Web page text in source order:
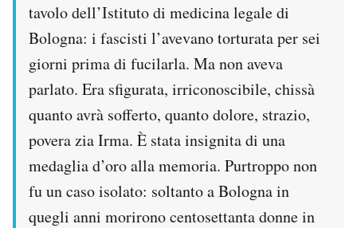
tavolo dell’Istituto di medicina legale di
Bologna: i fascisti l’avevano torturata per sei
giorni prima di fucilarla. Ma non aveva
parlato. Era sfigurata, irriconoscibile, chissà
quanto avrà sofferto, quanto dolore, strazio,
povera zia Irma. È stata insignita di una
medaglia d’oro alla memoria. Purtroppo non
fu un caso isolato: soltanto a Bologna in
quegli anni morirono centosettanta donne in